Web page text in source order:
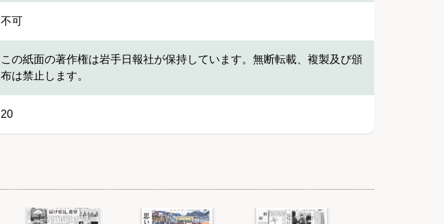
不可
この紙面の著作権は岩手日報社が保持しています。無断転載、複製及び頒
布は禁止します。
20